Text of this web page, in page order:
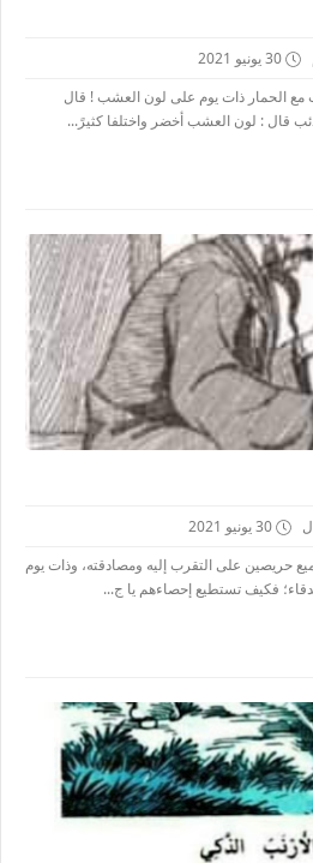
30 يونيو 2021
ﻣﻊ ﺍﻟﺤﻤﺎﺭ ﺫﺍﺕ ﻳﻮﻡ ﻋﻠﻰ ﻟﻮﻥ ﺍﻟﻌﺸﺐ ! ﻗﺎﻝ
ﻗﺎﻝ : ﻟﻮﻥ ﺍﻟﻌﺸﺐ ﺃﺧﻀﺮ ﻭﺍﺧﺘﻠﻔﺎ ﻛﺜﻴﺮً...
30 يونيو 2021
حريصين على التقرب إليه ومصادقته، وذات يوم
فكيف تستطيع إحصاءهم يا ج...